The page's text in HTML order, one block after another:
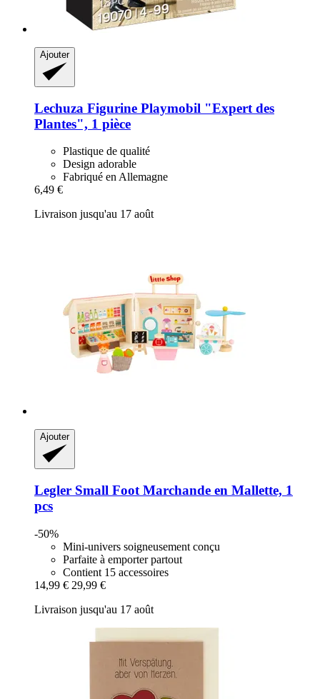
Ajouter
Lechuza Figurine Playmobil "Expert des
Plantes", 1 pièce
Plastique de qualité
Design adorable
Fabriqué en Allemagne
6,49 €
Livraison jusqu'au 17 août
Ajouter
Legler Small Foot Marchande en Mallette, 1
pcs
-50%
Mini-univers soigneusement conçu
Parfaite à emporter partout
Contient 15 accessoires
14,99 € 29,99 €
Livraison jusqu'au 17 août